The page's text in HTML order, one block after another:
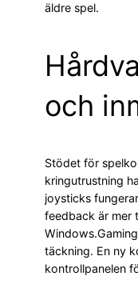
äldre spel.
och
Stödet för
kringutrustning
joysticks
feedback är mer
täckning. En ny
kontrollpanelen